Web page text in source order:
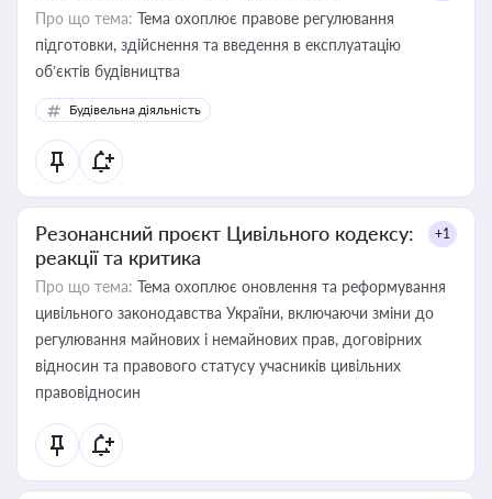
Про що тема: Тема охоплює правове регулювання
підготовки, здійснення та введення в експлуатацію
об’єктів будівництва
Будівельна діяльність
Резонансний проєкт Цивільного кодексу:
реакції та критика
+1
Про що тема: Тема охоплює оновлення та реформування
цивільного законодавства України, включаючи зміни до
регулювання майнових і немайнових прав, договірних
відносин та правового статусу учасників цивільних
правовідносин